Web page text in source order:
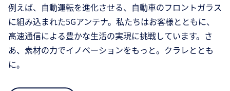
例えば、自動運転を進化させる、自動車のフロントガラス
に組み込まれた5Gアンテナ。私たちはお客様とともに、
高速通信による豊かな生活の実現に挑戦しています。さ
あ、素材の力でイノベーションをもっと。クラレととも
に。